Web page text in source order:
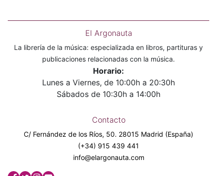
El Argonauta
La librería de la música: especializada en libros, partituras y
publicaciones relacionadas con la música.
Horario:
Lunes a Viernes, de 10:00h a 20:30h
Sábados de 10:30h a 14:00h
Contacto
C/ Fernández de los Ríos, 50. 28015 Madrid (España)
(+34) 915 439 441
info@elargonauta.com